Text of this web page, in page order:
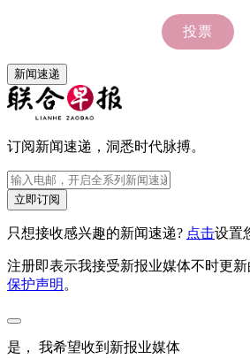
新闻速递
订阅新闻速递，洞悉时代脉搏。
立即订阅
只想接收感兴趣的新闻速递? 点击设置
注册即表示我接受新报业媒体不时更新
保护声明 。
是， 我希望收到新报业媒体